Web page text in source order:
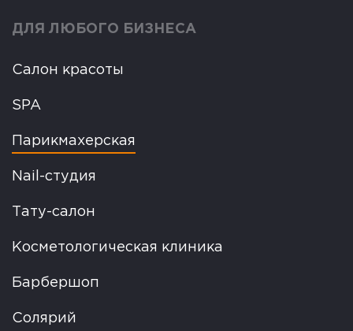
ДЛЯ ЛЮБОГО БИЗНЕСА
Салон красоты
SPA
Парикмахерская
Nail-студия
Тату-салон
Косметологическая клиника
Барбершоп
Солярий